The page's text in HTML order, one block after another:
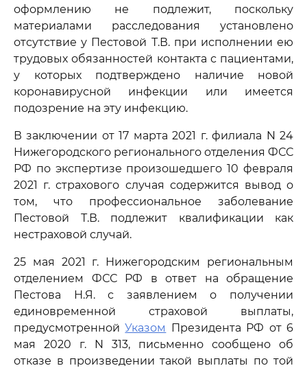
оформлению не подлежит, поскольку
материалами расследования установлено
отсутствие у Пестовой Т.В. при исполнении ею
трудовых обязанностей контакта с пациентами,
у которых подтверждено наличие новой
коронавирусной инфекции или имеется
подозрение на эту инфекцию.
В заключении от 17 марта 2021 г. филиала N 24
Нижегородского регионального отделения ФСС
РФ по экспертизе произошедшего 10 февраля
2021 г. страхового случая содержится вывод о
том, что профессиональное заболевание
Пестовой Т.В. подлежит квалификации как
нестраховой случай.
25 мая 2021 г. Нижегородским региональным
отделением ФСС РФ в ответ на обращение
Пестова Н.Я. с заявлением о получении
единовременной страховой выплаты,
предусмотреннойУказом Президента РФ от 6
мая 2020 г. N 313, письменно сообщено об
отказе в произведении такой выплаты по той